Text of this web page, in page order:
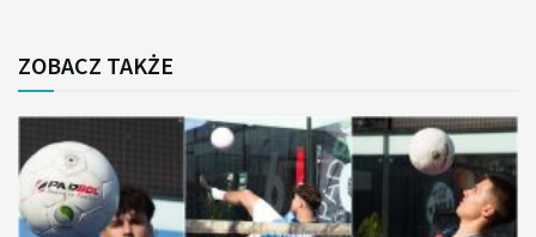
ZOBACZ TAKŻE